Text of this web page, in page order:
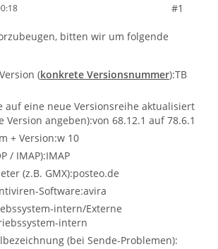
#1
bitten wir um folgende
(konkrete Versionsnummer):TB
auf eine neue Versionsreihe aktualisiert
Version angeben):von 68.12.1 auf 78.6.1
+ Version:w 10
/ IMAP):IMAP
(z.B. GMX):posteo.de
Software:avira
intern/Externe
intern
(bei Sende-Problemen):